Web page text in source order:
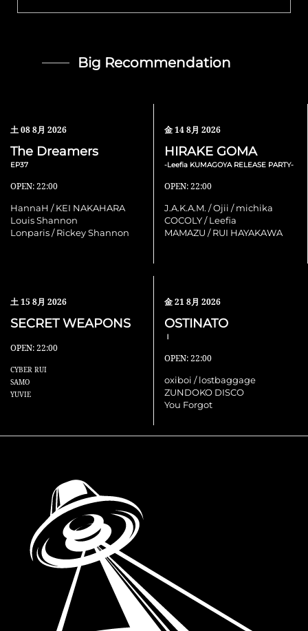
Big Recommendation
土08 8月 2026
The Dreamers
EP37
OPEN: 22:00
HannaH / KEI NAKAHARA
Louis Shannon
Lonparis / Rickey Shannon
金14 8月 2026
HIRAKE GOMA
-Leefia KUMAGOYA RELEASE PARTY-
OPEN: 22:00
J.A.K.A.M. / Ojii / michika
COCOLY / Leefia
MAMAZU / RUI HAYAKAWA
土15 8月 2026
SECRET WEAPONS
OPEN: 22:00
CYBER RUI
SAMO
YUVIE
金21 8月 2026
OSTINATO
Ⅰ
OPEN: 22:00
oxiboi / lostbaggage
ZUNDOKO DISCO
You Forgot